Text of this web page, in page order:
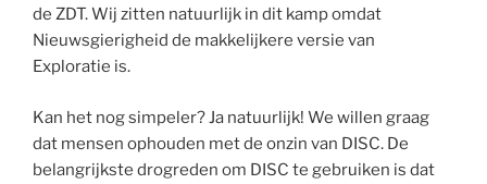
de ZDT. Wij zitten natuurlijk in dit kamp omdat
Nieuwsgierigheid de makkelijkere versie van
Exploratie is.
Kan het nog simpeler? Ja natuurlijk! We willen graag
dat mensen ophouden met de onzin van DISC. De
belangrijkste drogreden om DISC te gebruiken is dat